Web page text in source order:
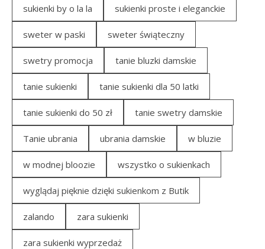
sukienki by o la la sukienki proste i eleganckie
sweter w paski sweter świąteczny
swetry promocja tanie bluzki damskie
tanie sukienki tanie sukienki dla 50 latki
tanie sukienki do 50 zł tanie swetry damskie
Tanie ubrania ubrania damskie w bluzie
w modnej bloozie wszystko o sukienkach
wyglądaj pięknie dzięki sukienkom z Butik
zalando zara sukienki
zara sukienki wyprzedaż